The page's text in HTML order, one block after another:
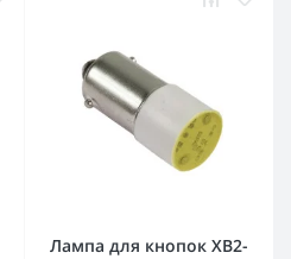
Лампа для кнопок XB2-